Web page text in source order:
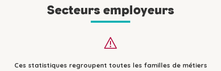
Secteurs employeurs
Ces statistiques regroupent toutes les familles de métiers